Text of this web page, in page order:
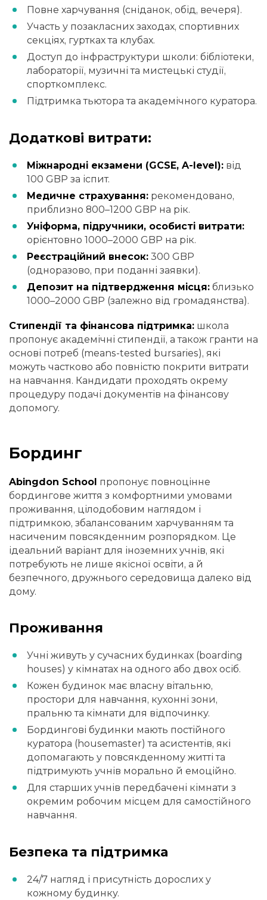
Повне харчування (сніданок, обід, вечеря).
Участь у позакласних заходах, спортивних
секціях, гуртках та клубах.
Доступ до інфраструктури школи: бібліотеки,
лабораторії, музичні та мистецькі студії,
спорткомплекс.
Підтримка тьютора та академічного куратора.
Додаткові витрати:
Міжнародні екзамени (GCSE, A-level): від
100 GBP за іспит.
Медичне страхування: рекомендовано,
приблизно 800–1200 GBP на рік.
Уніформа, підручники, особисті витрати:
орієнтовно 1000–2000 GBP на рік.
Реєстраційний внесок: 300 GBP
(одноразово, при поданні заявки).
Депозит на підтвердження місця: близько
1000–2000 GBP (залежно від громадянства).
Стипендії та фінансова підтримка: школа
пропонує академічні стипендії, а також гранти на
основі потреб (means-tested bursaries), які
можуть частково або повністю покрити витрати
на навчання. Кандидати проходять окрему
процедуру подачі документів на фінансову
допомогу.
Бординг
Abingdon School пропонує повноцінне
бордингове життя з комфортними умовами
проживання, цілодобовим наглядом і
підтримкою, збалансованим харчуванням та
насиченим повсякденним розпорядком. Це
ідеальний варіант для іноземних учнів, які
потребують не лише якісної освіти, а й
безпечного, дружнього середовища далеко від
дому.
Проживання
Учні живуть у сучасних будинках (boarding
houses) у кімнатах на одного або двох осіб.
Кожен будинок має власну вітальню,
простори для навчання, кухонні зони,
пральню та кімнати для відпочинку.
Бордингові будинки мають постійного
куратора (housemaster) та асистентів, які
допомагають у повсякденному житті та
підтримують учнів морально й емоційно.
Для старших учнів передбачені кімнати з
окремим робочим місцем для самостійного
навчання.
Безпека та підтримка
24/7 нагляд і присутність дорослих у
кожному будинку.